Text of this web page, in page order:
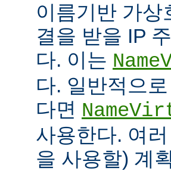
이름기반 가상
결을 받을 IP
다. 이는
다. 일반적으
다면
사용한다. 여
을 사용할) 계